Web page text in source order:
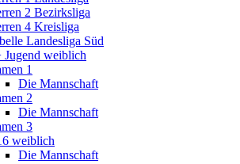
2 Bezirksliga
4 Kreisliga
Landesliga Süd
Jugend weiblich
1
Die Mannschaft
2
Die Mannschaft
3
weiblich
Die Mannschaft